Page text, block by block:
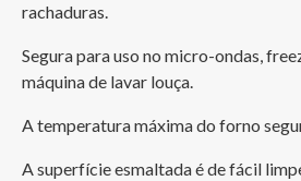
rachaduras.
Segura para uso no micro-ondas,
máquina de lavar louça.
A temperatura máxima do forno
A superfície esmaltada é de fácil